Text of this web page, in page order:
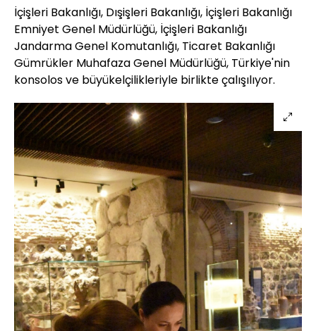
İçişleri Bakanlığı, Dışişleri Bakanlığı, İçişleri Bakanlığı
Emniyet Genel Müdürlüğü, İçişleri Bakanlığı
Jandarma Genel Komutanlığı, Ticaret Bakanlığı
Gümrükler Muhafaza Genel Müdürlüğü, Türkiye'nin
konsolos ve büyükelçilikleriyle birlikte çalışılıyor.